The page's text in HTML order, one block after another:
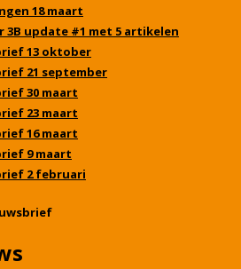
18 maart
3B update #1 met 5 artikelen
13 oktober
21 september
30 maart
23 maart
16 maart
9 maart
2 februari